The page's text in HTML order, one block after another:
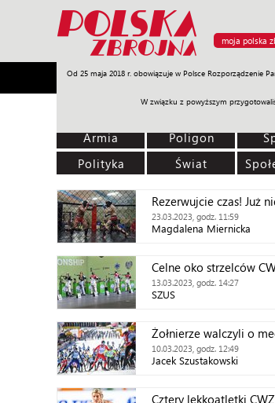
moja polska
Od 25 maja 2018 r. obowiązuje w Polsce Rozporządzenie
W związku z powyższym
Armia Poligon Sprzęt Misje
Armia Poligon
Polityka
Świat
Rezerwujcie czas! Już
23.03.2023, godz. 11:59
Magdalena Miernicka
Celne oko strzelców
13.03.2023, godz. 14:27
SZUS
Żołnierze walczyli o
10.03.2023, godz. 12:49
Jacek Szustakowski
Cztery lekkoatletki